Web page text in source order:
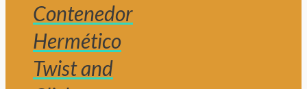
Contenedor
Hermético
Twist and